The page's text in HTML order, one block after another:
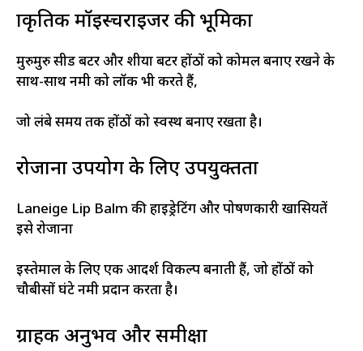
प्राकृतिक मॉइस्चराइजर की भूमिका
मुरुमुरु सीड बटर और शीया बटर होंठों को कोमल बनाए रखने के
साथ-साथ नमी को लॉक भी करते हैं,
जो लंबे समय तक होंठों को स्वस्थ बनाए रखता है।
रोजाना उपयोग के लिए उपयुक्तता
Laneige Lip Balm की हाइड्रेटिंग और पोषणकारी खासियतें
इसे रोजाना
इस्तेमाल के लिए एक आदर्श विकल्प बनाती हैं, जो होंठों को
चौबीसों घंटे नमी प्रदान करता है।
ग्राहक अनुभव और समीक्षा